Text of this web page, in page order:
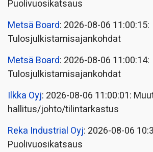
Puolivuosikatsaus
Metsä Board: 2026-08-06 11:00:15:
Tulosjulkistamisajankohdat
Metsä Board: 2026-08-06 11:00:14:
Tulosjulkistamisajankohdat
Ilkka Oyj: 2026-08-06 11:00:01:
hallitus/johto/tilintarkastus
Reka Industrial Oyj: 2026-08-06
Puolivuosikatsaus